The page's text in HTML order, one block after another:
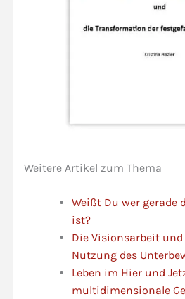
Weitere Artikel zum Thema
Weißt Du wer gerade
ist?
Die Visionsarbeit
Nutzung des
Leben im Hier und
multidimensionale